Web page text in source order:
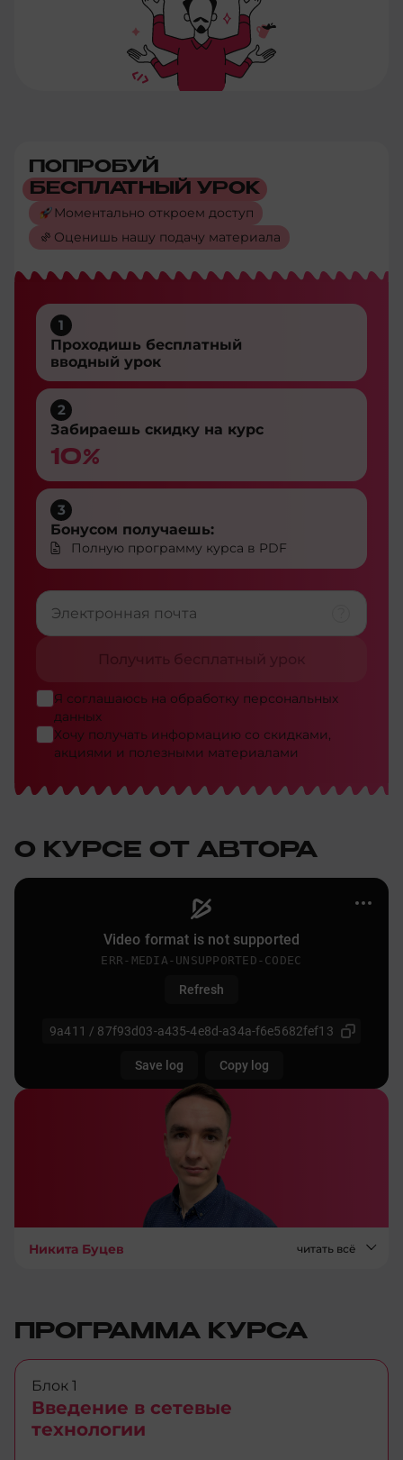
ПОПРОБУЙ
БЕСПЛАТНЫЙ УРОК
Моментально откроем доступ
Оценишь нашу подачу материала
1
Проходишь бесплатный
вводный урок
2
Забираешь скидку на курс
10%
3
Бонусом получаешь:
Полную программу курса в PDF
Получить бесплатный урок
Я соглашаюсь на обработку персональных
данных
Хочу получать информацию со скидками,
акциями и полезными материалами
О КУРСЕ ОТ АВТОРА
Никита Буцев читать всё
ПРОГРАММА КУРСА
Блок 1
Введение в сетевые
технологии